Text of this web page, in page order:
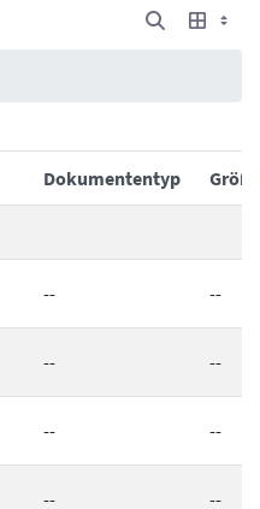
Dokumententyp Größe
-- --
-- --
-- --
-- --